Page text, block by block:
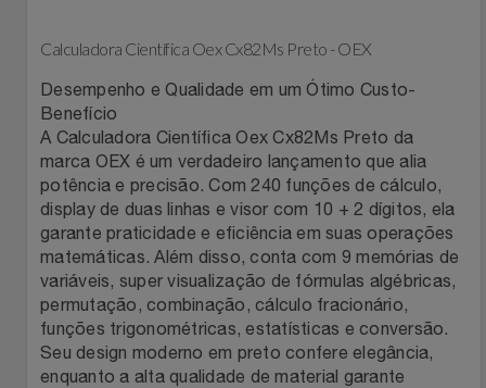
Informática
Jardim
Jogos E Consoles
Livros
Malas E Mochilas
Mercado
Loccitane Au Bresil
Loccitane En Provence
Magalu
Meu Resgate Favorito
Mondial
Mormaii
Pet Love Saúde
Ponto Frio
Pontos Por Opiniões
Portal Das Malas
Renner
Sams Club
Calculadora Científica Oex Cx82Ms Preto - OEX
Desempenho e Qualidade em um Ótimo Custo-
Benefício
A Calculadora Científica Oex Cx82Ms Preto da
marca OEX é um verdadeiro lançamento que alia
potência e precisão. Com 240 funções de cálculo,
display de duas linhas e visor com 10 + 2 dígitos, ela
garante praticidade e eficiência em suas operações
matemáticas. Além disso, conta com 9 memórias de
variáveis, super visualização de fórmulas algébricas,
permutação, combinação, cálculo fracionário,
funções trigonométricas, estatísticas e conversão.
Seu design moderno em preto confere elegância,
enquanto a alta qualidade de material garante